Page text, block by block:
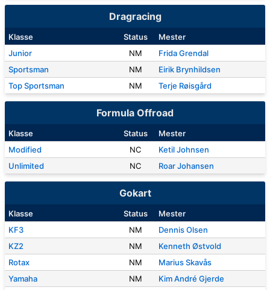
Dragracing
Klasse Status
Mester
Junior
NM
Frida Grendal
Sportsman
NM
Eirik Brynhildsen
Top Sportsman
NM Terje Røisgård
Formula Offroad
Klasse Status
Mester
Modified
NC
Ketil Johnsen
Unlimited
NC Roar Johansen
Gokart
Klasse Status
Mester
KF3
NM
Dennis Olsen
KZ2
NM
Kenneth Østvold
Rotax
NM
Marius Skavås
Yamaha
NM
Kim André Gjerde